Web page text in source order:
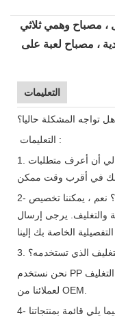
، مصباح وهمي ثلاثي
، مصباح لعبة على
التعليمات
هل تواجه المشكلة حاليا؟
التعليمات :
1. هل يمكنني تخصيص المنتجات؟ نعم. اسمحوا لي أن أعرف متطلبات
2- هل يمكنني تخصيص الشعار والتعبئة والتغليف؟ نعم ، يمكننا تخصيص
والتغليف. يرجى إرسال
الذي تستخدمه؟
نحن نستخدم PP أو تغليف صندوق الألوان ، لكننا أيضًا نخصص التغليف
لعملائنا من OEM.
4- هل لديك قائمة بمنتجاتك الأكثر رواجًا؟ فيما يلي قائمة بمنتجاتنا